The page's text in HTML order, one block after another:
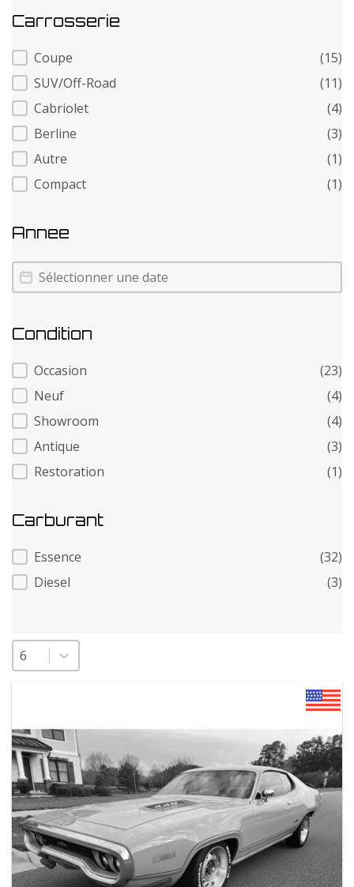
Carrosserie
Carrosserie
Coupe
(15)
SUV/Off-Road
(11)
Cabriolet
(4)
Berline
(3)
Autre
(1)
Compact
(1)
Annee
Annee
Annee
Condition
Condition
Occasion
(23)
Neuf
(4)
Showroom
(4)
Antique
(3)
Restoration
(1)
Carburant
Carburant
Essence
(32)
Diesel
(3)
Sélectionnez un nombre par page